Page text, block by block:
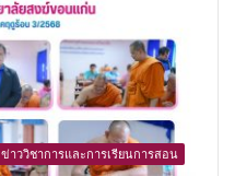
ข่าววิชาการและการเรียนการสอน